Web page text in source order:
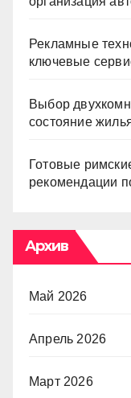
Рекламные
ключевые
Выбор
состояние
Готовые
рекомендации
Архив
Май 2026
Апрель 2026
Март 2026